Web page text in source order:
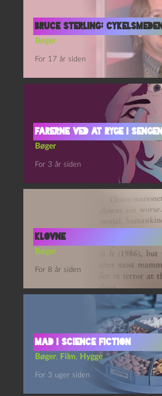
Bruce Sterling: Cykelsmeden
Bøger
For 17 år siden
Farerne ved at ryge i sengen
Bøger
For 3 år siden
Klovne
Bøger
For 8 år siden
mad i science fiction
Bøger, Film, Hygge
For 3 uger siden